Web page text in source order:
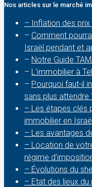
Nos articles sur le marché
– Inflation des prix
– Comment
Israël pendant et
– Notre Guide
– L’immobilier à
– Pourquoi faut-il
sans plus attendre
– Les étapes clés
immobilier en
– Les avantages
– Location de
régime
– Évolutions du
– Etat des lieux du